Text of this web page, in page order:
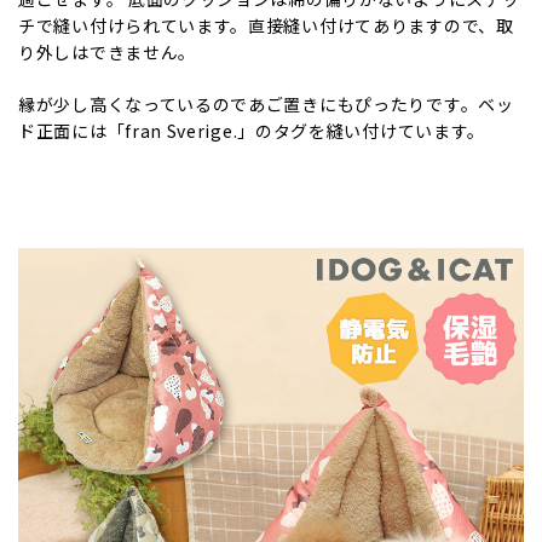
チで縫い付けられています。直接縫い付けてありますので、取
り外しはできません。
縁が少し高くなっているのであご置きにもぴったりです。ベッ
ド正面には「fran Sverige.」のタグを縫い付けています。